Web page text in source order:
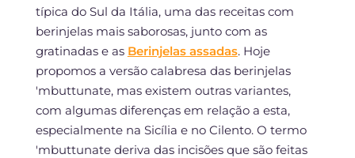
típica do Sul da Itália, uma das receitas com
berinjelas mais saborosas, junto com as
gratinadas e as Berinjelas assadas. Hoje
propomos a versão calabresa das berinjelas
'mbuttunate, mas existem outras variantes,
com algumas diferenças em relação a esta,
especialmente na Sicília e no Cilento. O termo
'mbuttunate deriva das incisões que são feitas